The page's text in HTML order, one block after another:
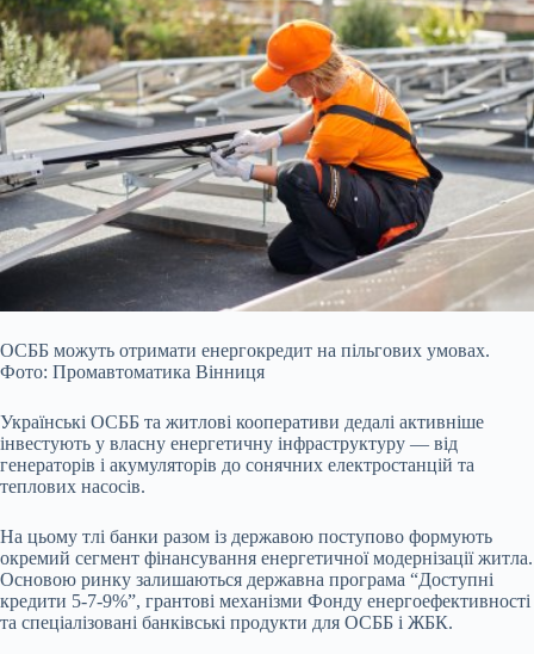
ОСББ можуть отримати енергокредит на пільгових умовах.
Фото: Промавтоматика Вінниця
Українські ОСББ та житлові кооперативи дедалі активніше
інвестують у власну енергетичну інфраструктуру — від
генераторів і акумуляторів до сонячних електростанцій та
теплових насосів.
На цьому тлі банки разом із державою поступово формують
окремий сегмент фінансування енергетичної модернізації житла.
Основою ринку залишаються державна програма “Доступні
кредити 5-7-9%”, грантові механізми Фонду енергоефективності
та спеціалізовані банківські продукти для ОСББ і ЖБК.